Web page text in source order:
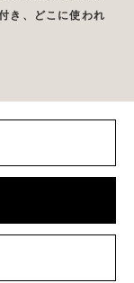
き、どこに使われ